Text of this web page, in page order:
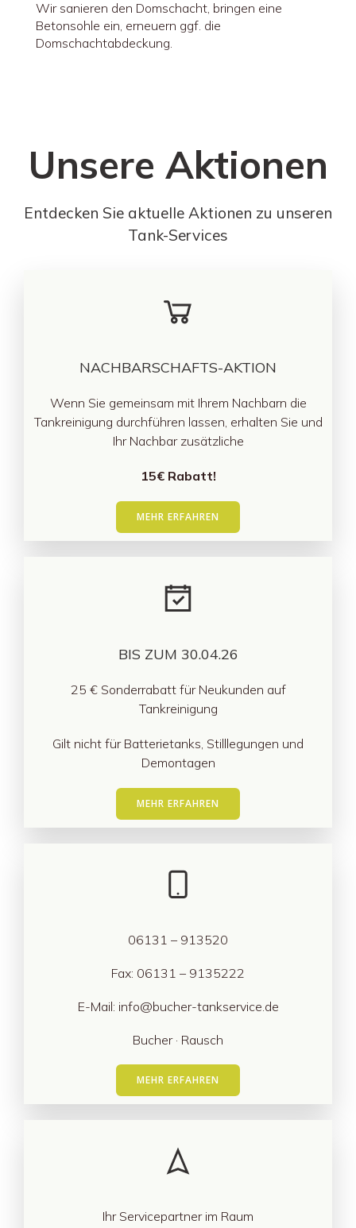
Wir sanieren den Domschacht, bringen eine
Betonsohle ein, erneuern ggf. die
Domschachtabdeckung.
Unsere Aktionen
Entdecken Sie aktuelle Aktionen zu unseren
Tank-Services
NACHBARSCHAFTS-AKTION
Wenn Sie gemeinsam mit Ihrem Nachbarn die
Tankreinigung durchführen lassen, erhalten Sie und
Ihr Nachbar zusätzliche
15€ Rabatt!
MEHR ERFAHREN
BIS ZUM 30.04.26
25 € Sonderrabatt für Neukunden auf
Tankreinigung
Gilt nicht für Batterietanks, Stilllegungen und
Demontagen
MEHR ERFAHREN
06131 – 913520
Fax: 06131 – 9135222
E-Mail: info@bucher-tankservice.de
Bucher · Rausch
MEHR ERFAHREN
Ihr Servicepartner im Raum